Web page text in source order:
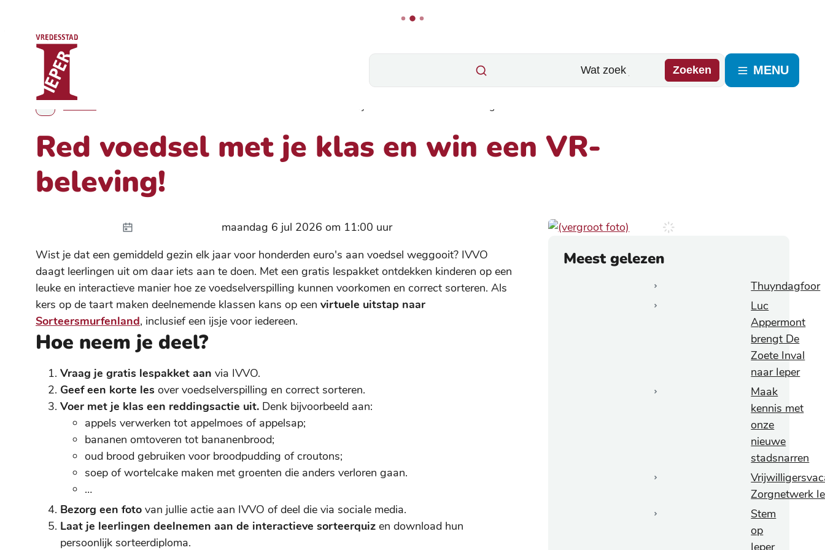
Naar inhoud
Stad Ieper
Zoeken MENU
Toon alle broodkruimel items Red voedsel met je klas en win een VR-beleving!
Red voedsel met je klas en win een VR-
beleving!
Gepubliceerd op
maandag 6 jul 2026 om 11:00 uur
Wist je dat een gemiddeld gezin elk jaar voor honderden euro's aan voedsel weggooit? IVVO
daagt leerlingen uit om daar iets aan te doen. Met een gratis lespakket ontdekken kinderen op een
leuke en interactieve manier hoe ze voedselverspilling kunnen voorkomen en correct sorteren. Als
kers op de taart maken deelnemende klassen kans op een virtuele uitstap naar
Sorteersmurfenland, inclusief een ijsje voor iedereen.
Hoe neem je deel?
Vraag je gratis lespakket aan via IVVO.
Geef een korte les over voedselverspilling en correct sorteren.
Voer met je klas een reddingsactie uit. Denk bijvoorbeeld aan:
appels verwerken tot appelmoes of appelsap;
bananen omtoveren tot bananenbrood;
oud brood gebruiken voor broodpudding of croutons;
soep of wortelcake maken met groenten die anders verloren gaan.
…
Bezorg een foto van jullie actie aan IVVO of deel die via sociale media.
Laat je leerlingen deelnemen aan de interactieve sorteerquiz en download hun
persoonlijk sorteerdiploma.
Meest gelezen
Thuyndagfoor
Luc
Appermont
brengt De
Zoete Inval
naar Ieper
Maak
kennis met
onze
nieuwe
stadsnarren
Zorgnetwerk
Stem
op
Ieper